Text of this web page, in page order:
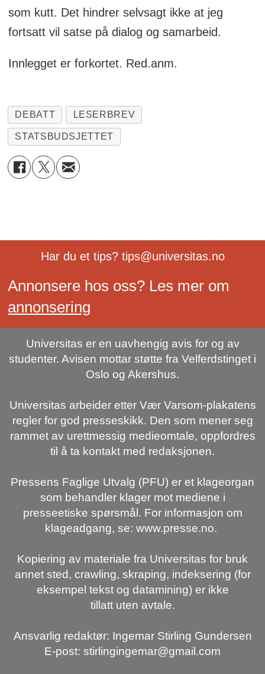
som kutt. Det hindrer selvsagt ikke at jeg
fortsatt vil satse på dialog og samarbeid.
Innlegget er forkortet. Red.anm.
DEBATT LESERBREV
STATSBUDSJETTET
Har du et tips? tips@universitas.no
Annonsere hos oss? Les mer om
annonsering
Universitas er en uavhengig avis for og av
studenter. Avisen mottar støtte fra Velferdstinget i
Oslo og Akershus.
Universitas arbeider etter Vær Varsom-plakatens
regler for god presseskikk. Den som mener seg
rammet av urettmessig medieomtale, oppfordres
til å ta kontakt med redaksjonen.
Pressens Faglige Utvalg (PFU) er et klageorgan
som behandler klager mot mediene i
presseetiske spørsmål. For informasjon om
klageadgang, se: www.presse.no.
Kopiering av materiale fra Universitas for bruk
annet sted, crawling, skraping, indeksering (for
eksempel tekst og datamining) er ikke
tillatt uten avtale.
Ansvarlig redaktør: Ingemar Stirling Gundersen
E-post: stirlingingemar@gmail.com